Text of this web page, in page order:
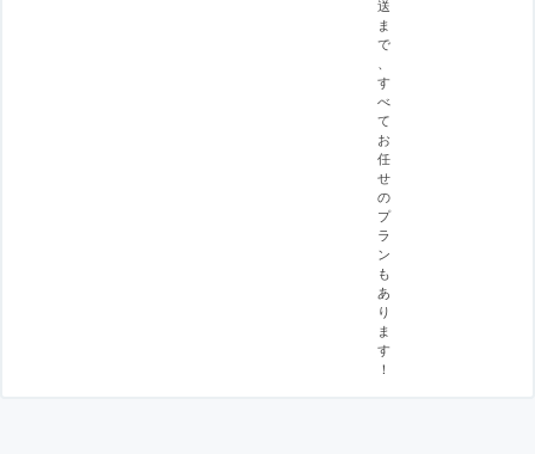
送
ま
で
す
べ
て
お
任
せ
の
プ
ラ
ン
も
あ
り
ま
す
！